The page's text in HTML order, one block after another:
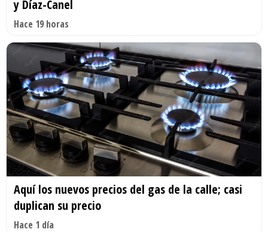
y Díaz-Canel
Hace 19 horas
Aquí los nuevos precios del gas de la calle; casi
duplican su precio
Hace 1 día